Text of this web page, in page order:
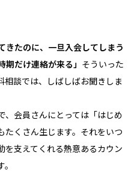
きたのに、一旦入会してしまう
だけ連絡が来る」 そういった
相談では、しばしばお聞きしま
、会員さんにとっては「はじめ
たくさん生じます。それをいつ
を支えてくれる熱意あるカウン